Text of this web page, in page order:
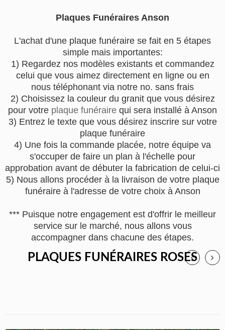
Plaques Funéraires Anson
L'achat d'une plaque funéraire se fait en 5 étapes
simple mais importantes:
1) Regardez nos modèles existants et commandez
celui que vous aimez directement en ligne ou en
nous téléphonant via notre no. sans frais
2) Choisissez la couleur du granit que vous désirez
pour votre plaque funéraire qui sera installé à Anson
3) Entrez le texte que vous désirez inscrire sur votre
plaque funéraire
4) Une fois la commande placée, notre équipe va
s'occuper de faire un plan à l'échelle pour
approbation avant de débuter la fabrication de celui-ci
5) Nous allons procéder à la livraison de votre plaque
funéraire à l'adresse de votre choix à Anson
*** Puisque notre engagement est d'offrir le meilleur
service sur le marché, nous allons vous
accompagner dans chacune des étapes.
PLAQUES FUNÉRAIRES ROSES